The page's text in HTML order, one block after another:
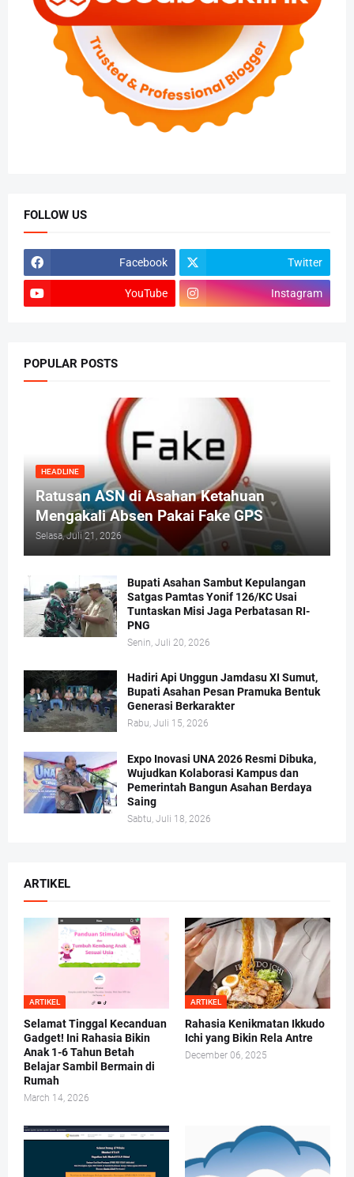
FOLLOW US
Facebook Twitter
YouTube Instagram
POPULAR POSTS
HEADLINE
Ratusan ASN di Asahan Ketahuan
Mengakali Absen Pakai Fake GPS
Selasa, Juli 21, 2026
Bupati Asahan Sambut Kepulangan
Satgas Pamtas Yonif 126/KC Usai
Tuntaskan Misi Jaga Perbatasan RI-
PNG
Senin, Juli 20, 2026
Hadiri Api Unggun Jamdasu XI Sumut,
Bupati Asahan Pesan Pramuka Bentuk
Generasi Berkarakter
Rabu, Juli 15, 2026
Expo Inovasi UNA 2026 Resmi Dibuka,
Wujudkan Kolaborasi Kampus dan
Pemerintah Bangun Asahan Berdaya
Saing
Sabtu, Juli 18, 2026
ARTIKEL
ARTIKEL
Selamat Tinggal Kecanduan
Gadget! Ini Rahasia Bikin
Anak 1-6 Tahun Betah
Belajar Sambil Bermain di
Rumah
March 14, 2026
ARTIKEL
Rahasia Kenikmatan Ikkudo
Ichi yang Bikin Rela Antre
December 06, 2025